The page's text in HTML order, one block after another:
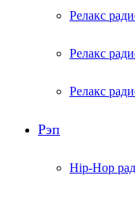
Релакс
Релакс
Релакс
Рэп
Hip-Hop